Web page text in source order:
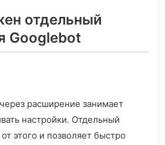
отдельный
Googlebot
расширение занимает
настройки. Отдельный
этого и позволяет быстро